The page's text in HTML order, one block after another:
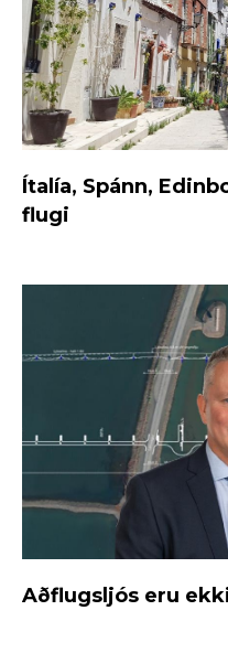
Ítalía, Spánn,
flugi
Aðflugsljós eru